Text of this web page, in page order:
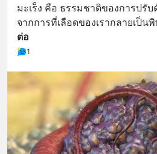
มะเร็ง คือ ธรรมชาติของการปรั
จากการที่เลือดของเรากลายเป็น
ต่อ
1